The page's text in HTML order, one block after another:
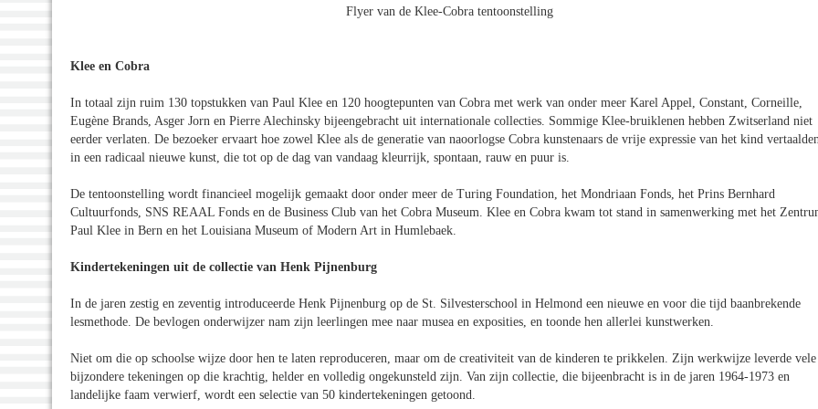
Flyer van de Klee-Cobra tentoonstelling
Klee en Cobra
In totaal zijn ruim 130 topstukken van Paul Klee en 120 hoogtepunten van Cobra met werk van onder meer Karel Appel, Constant, Corneille,
Eugène Brands, Asger Jorn en Pierre Alechinsky bijeengebracht uit internationale collecties. Sommige Klee-bruiklenen hebben Zwitserland niet
eerder verlaten. De bezoeker ervaart hoe zowel Klee als de generatie van naoorlogse Cobra kunstenaars de vrije expressie van het kind
in een radicaal nieuwe kunst, die tot op de dag van vandaag kleurrijk, spontaan, rauw en puur is.
De tentoonstelling wordt financieel mogelijk gemaakt door onder meer de Turing Foundation, het Mondriaan Fonds, het Prins Bernhard
Cultuurfonds, SNS REAAL Fonds en de Business Club van het Cobra Museum. Klee en Cobra kwam tot stand in samenwerking met het
Paul Klee in Bern en het Louisiana Museum of Modern Art in Humlebaek.
Kindertekeningen uit de collectie van Henk Pijnenburg
In de jaren zestig en zeventig introduceerde Henk Pijnenburg op de St. Silvesterschool in Helmond een nieuwe en voor die tijd baanbrekende
lesmethode. De bevlogen onderwijzer nam zijn leerlingen mee naar musea en exposities, en toonde hen allerlei kunstwerken.
Niet om die op schoolse wijze door hen te laten reproduceren, maar om de creativiteit van de kinderen te prikkelen. Zijn werkwijze leverde vele
bijzondere tekeningen op die krachtig, helder en volledig ongekunsteld zijn. Van zijn collectie, die bijeenbracht is in de jaren 1964-1973 en
landelijke faam verwierf, wordt een selectie van 50 kindertekeningen getoond.